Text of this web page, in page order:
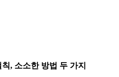
, 소소한 방법 두 가지